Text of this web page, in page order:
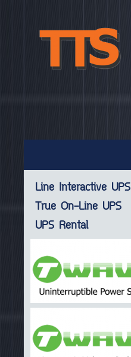
Line Interactive UPS
True On-Line UPS
UPS Rental